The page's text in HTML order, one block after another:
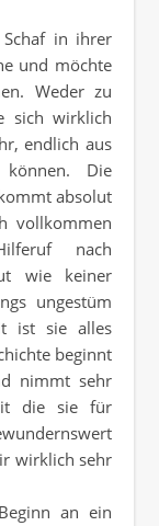
in ihrer
und möchte
Weder zu
sich wirklich
endlich aus
Die
absolut
vollkommen
nach
wie keiner
ungestüm
ist sie alles
beginnt
nimmt sehr
die sie für
wirklich sehr
an ein